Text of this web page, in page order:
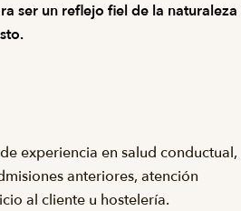
ser un reflejo fiel de la naturaleza
experiencia en salud conductual,
anteriores, atención
al cliente u hostelería.